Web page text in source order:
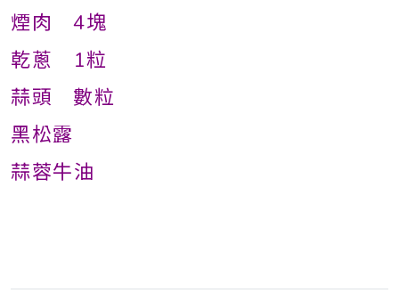
煙肉 4塊
乾蔥 1粒
蒜頭 數粒
黑松露
蒜蓉牛油